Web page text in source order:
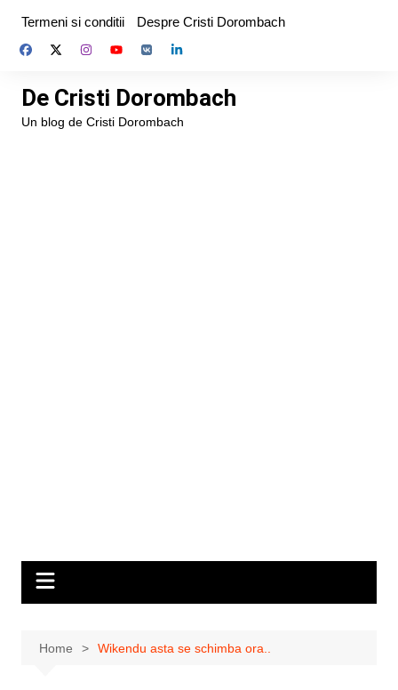
content
Termeni si conditii Despre Cristi Dorombach
De Cristi Dorombach
Un blog de Cristi Dorombach
Home Wikendu asta se schimba ora..